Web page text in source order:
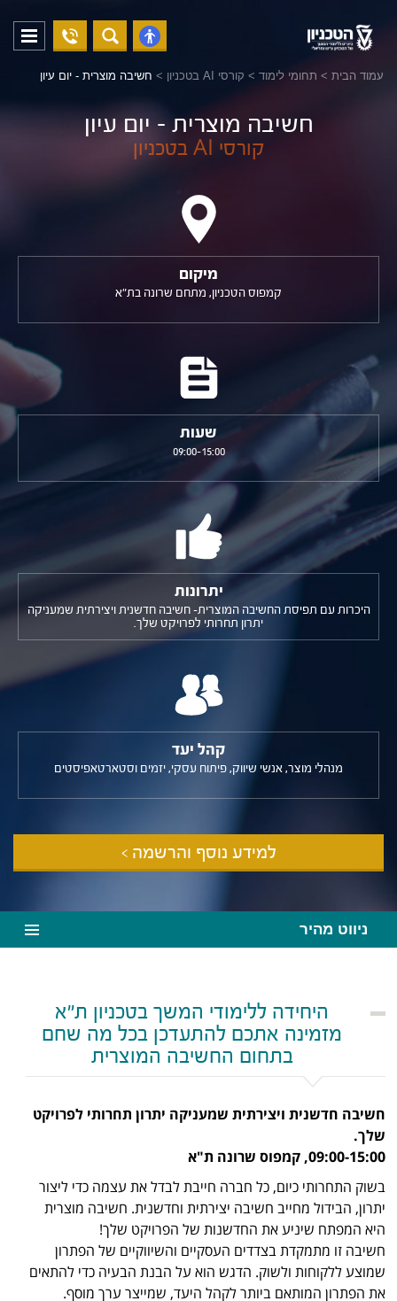
פתח
נגישות
04-
8294228
פתח
עמוד הבית > תחומי לימוד > קורסי AI בטכניון > חשיבה מוצרית - יום עיון
חשיבה מוצרית - יום עיון
קורסי AI בטכניון
מיקום
קמפוס הטכניון, מתחם שרונה בת"א
שעות
09:00-15:00
יתרונות
היכרות עם תפיסת החשיבה המוצרית- חשיבה חדשנית ויצירתית שמעניקה
יתרון תחרותי לפרויקט שלך.
קהל יעד
מנהלי מוצר, אנשי שיווק, פיתוח עסקי, יזמים וסטארטאפיסטים
למידע נוסף והרשמה >
ניווט מהיר
היחידה ללימודי המשך בטכניון ת"א
מזמינה אתכם להתעדכן בכל מה שחם
בתחום החשיבה המוצרית
חשיבה חדשנית ויצירתית שמעניקה יתרון תחרותי לפרויקט
שלך.
09:00-15:00, קמפוס שרונה ת"א
בשוק התחרותי כיום, כל חברה חייבת לבדל את עצמה כדי ליצור
יתרון, הבידול מחייב חשיבה יצירתית וחדשנית. חשיבה מוצרית
היא המפתח שיניע את החדשנות של הפרויקט שלך!
חשיבה זו מתמקדת בצדדים העסקיים והשיווקיים של הפתרון
שמוצע ללקוחות ולשוק. הדגש הוא על הבנת הבעיה כדי להתאים
את הפתרון המותאם ביותר לקהל היעד, שמייצר ערך מוסף.